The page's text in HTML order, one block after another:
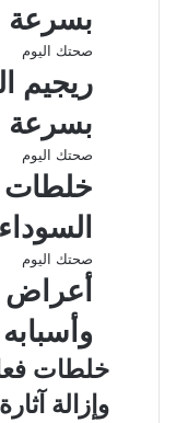
بسرعة
صحتك اليوم
ريجيم
بسرعة
صحتك اليوم
خلطات
صحتك اليوم
أعراض
وأسبابه
خلطات
وإزالة